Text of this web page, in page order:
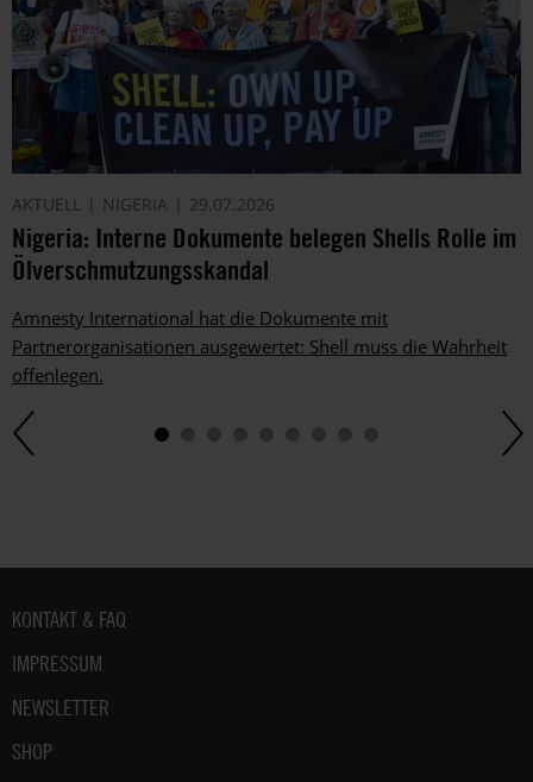
AKTUELL NIGERIA 29.07.2026
Nigeria: Interne Dokumente belegen Shells Rolle im
Ölverschmutzungsskandal
Amnesty International hat die Dokumente mit
Partnerorganisationen ausgewertet: Shell muss die Wahrheit
offenlegen.
Fußbereich
KONTAKT & FAQ
IMPRESSUM
NEWSLETTER
SHOP